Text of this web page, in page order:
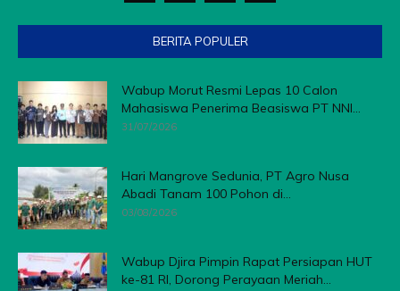
BERITA POPULER
Wabup Morut Resmi Lepas 10 Calon
Mahasiswa Penerima Beasiswa PT NNI...
31/07/2026
Hari Mangrove Sedunia, PT Agro Nusa
Abadi Tanam 100 Pohon di...
03/08/2026
Wabup Djira Pimpin Rapat Persiapan HUT
ke-81 RI, Dorong Perayaan Meriah...